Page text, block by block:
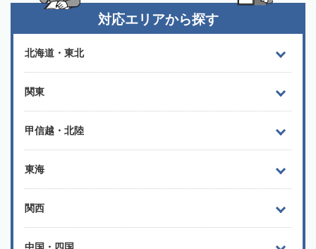
対応エリアから探す
北海道・東北
関東
甲信越・北陸
東海
関西